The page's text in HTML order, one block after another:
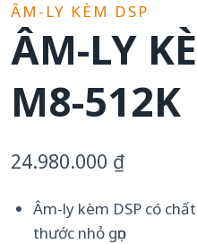
ÂM-LY KÈM DSP
ÂM-LY
M8-512K
24.980.000 ₫
Âm-ly kèm DSP có
thước nhỏ gọn